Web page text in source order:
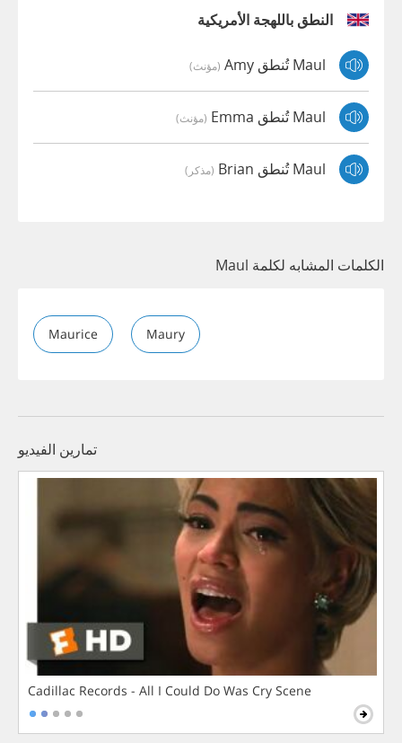
النطق باللهجة الأمريكية
Maul تُنطق Amy (مؤنث)
Maul تُنطق Emma (مؤنث)
Maul تُنطق Brian (مذكر)
الكلمات المشابه لكلمة Maul
Maurice Maury
تمارين الفيديو
Cadillac Records - All I Could Do Was Cry Scene